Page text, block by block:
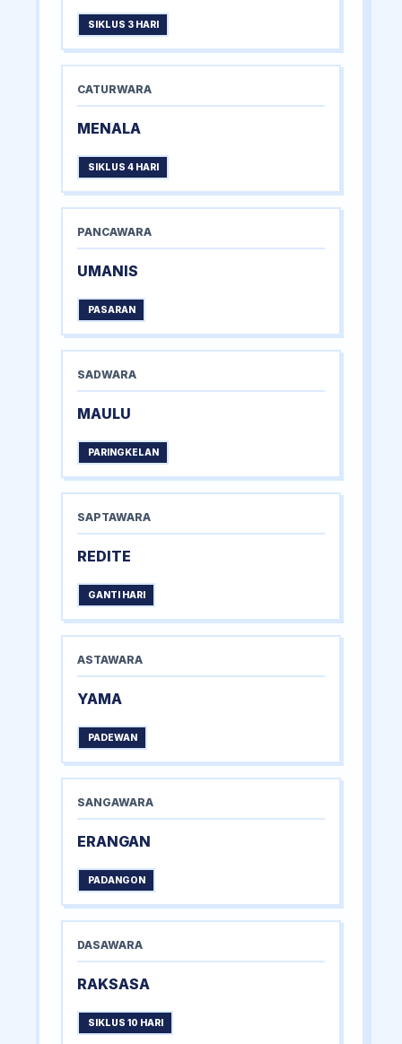
SIKLUS 3 HARI
CATURWARA
MENALA
SIKLUS 4 HARI
PANCAWARA
UMANIS
PASARAN
SADWARA
MAULU
PARINGKELAN
SAPTAWARA
REDITE
GANTI HARI
ASTAWARA
YAMA
PADEWAN
SANGAWARA
ERANGAN
PADANGON
DASAWARA
RAKSASA
SIKLUS 10 HARI